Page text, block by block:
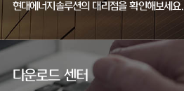
현대에너지솔루션의 대리점을 확인해보세요.
다운로드 센터